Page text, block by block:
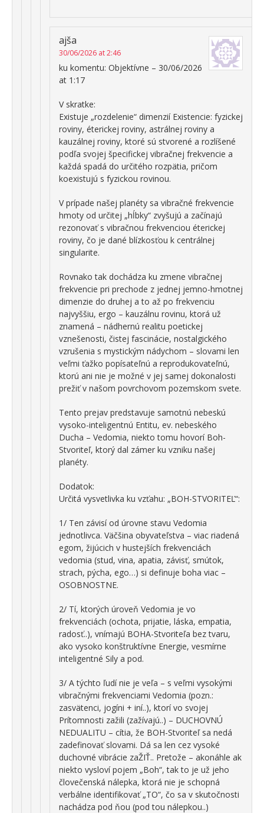
ajša
30/06/2026 at 2:46
ku komentu: Objektívne – 30/06/2026
at 1:17
V skratke:
Existuje „rozdelenie“ dimenzií Existencie: fyzickej
roviny, éterickej roviny, astrálnej roviny a
kauzálnej roviny, ktoré sú stvorené a rozlíšené
podľa svojej špecifickej vibračnej frekvencie a
každá spadá do určitého rozpätia, pričom
koexistujú s fyzickou rovinou.
V prípade našej planéty sa vibračné frekvencie
hmoty od určitej „hĺbky“ zvyšujú a začínajú
rezonovať s vibračnou frekvenciou éterickej
roviny, čo je dané blízkosťou k centrálnej
singularite.
Rovnako tak dochádza ku zmene vibračnej
frekvencie pri prechode z jednej jemno-hmotnej
dimenzie do druhej a to až po frekvenciu
najvyššiu, ergo – kauzálnu rovinu, ktorá už
znamená – nádhernú realitu poetickej
vznešenosti, čistej fascinácie, nostalgického
vzrušenia s mystickým nádychom – slovami len
veľmi ťažko popísateľnú a reprodukovateľnú,
ktorú ani nie je možné v jej samej dokonalosti
prežiť v našom povrchovom pozemskom svete.
Tento prejav predstavuje samotnú nebeskú
vysoko-inteligentnú Entitu, ev. nebeského
Ducha – Vedomia, niekto tomu hovorí Boh-
Stvoriteľ, ktorý dal zámer ku vzniku našej
planéty.
Dodatok:
Určitá vysvetlivka ku vzťahu: „BOH-STVORITEĽ“:
1/ Ten závisí od úrovne stavu Vedomia
jednotlivca. Väčšina obyvateľstva – viac riadená
egom, žijúcich v hustejších frekvenciách
vedomia (stud, vina, apatia, závisť, smútok,
strach, pýcha, ego…) si definuje boha viac –
OSOBNOSTNE.
2/ Tí, ktorých úroveň Vedomia je vo
frekvenciách (ochota, prijatie, láska, empatia,
radosť..), vnímajú BOHA-Stvoriteľa bez tvaru,
ako vysoko konštruktívne Energie, vesmírne
inteligentné Sily a pod.
3/ A týchto ľudí nie je veľa – s veľmi vysokými
vibračnými frekvenciami Vedomia (pozn.:
zasvätenci, jogíni + iní..), ktorí vo svojej
Prítomnosti zažili (zažívajú..) – DUCHOVNÚ
NEDUALITU – cítia, že BOH-Stvoriteľ sa nedá
zadefinovať slovami. Dá sa len cez vysoké
duchovné vibrácie zaŽIŤ.. Pretože – akonáhle ak
niekto vysloví pojem „Boh“, tak to je už jeho
človečenská nálepka, ktorá nie je schopná
verbálne identifikovať „TO“, čo sa v skutočnosti
nachádza pod ňou (pod tou nálepkou..)